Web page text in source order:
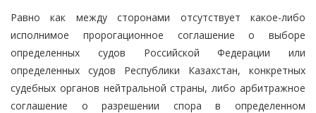
Равно как между сторонами отсутствует какое-либо
исполнимое пророгационное соглашение о выборе
определенных судов Российской Федерации или
определенных судов Республики Казахстан, конкретных
судебных органов нейтральной страны, либо арбитражное
соглашение о разрешении спора в определенном